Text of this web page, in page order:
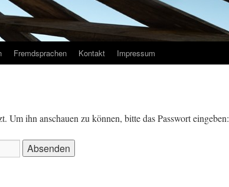
Fremdsprachen Kontakt Impressum
Um ihn anschauen zu können, bitte das Passwort eingeben: